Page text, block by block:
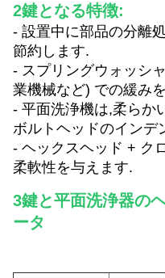
2鍵となる特徴:
- 設置中に部品の分離
節約します.
- スプリングウォッシ
業機械など) での緩み
- 平面洗浄機は,柔らか
ボルトヘッドのインデ
- ヘックスヘッド + ク
柔軟性を与えます.
3鍵と平面洗浄器の
ータ